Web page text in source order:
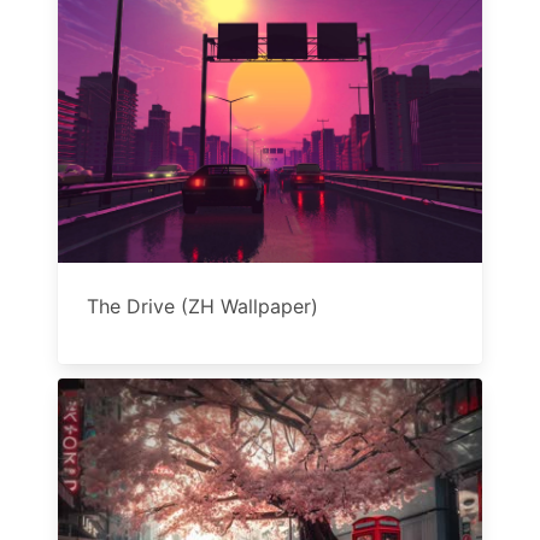
The Drive (ZH Wallpaper)